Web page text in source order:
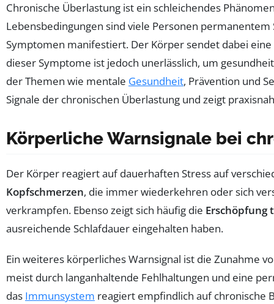
Chronische Überlastung ist ein schleichendes
Lebensbedingungen sind viele Personen
Symptomen manifestiert. Der Körper sendet dabei
dieser Symptome ist jedoch unerlässlich, um
der Themen wie mentale Gesundheit, Prävention und
Signale der chronischen Überlastung und zeigt
Körperliche Warnsignale bei
Der Körper reagiert auf dauerhaften Stress auf
Kopfschmerzen, die immer wiederkehren oder sich
verkrampfen. Ebenso zeigt sich häufig die Erschöpfung
ausreichende Schlafdauer eingehalten haben.
Ein weiteres körperliches Warnsignal ist die Zunahme
meist durch langanhaltende Fehlhaltungen und eine
das Immunsystem reagiert empfindlich auf chronische